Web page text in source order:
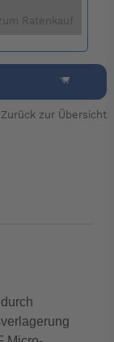
Ratenkauf
Zurück zur Übersicht